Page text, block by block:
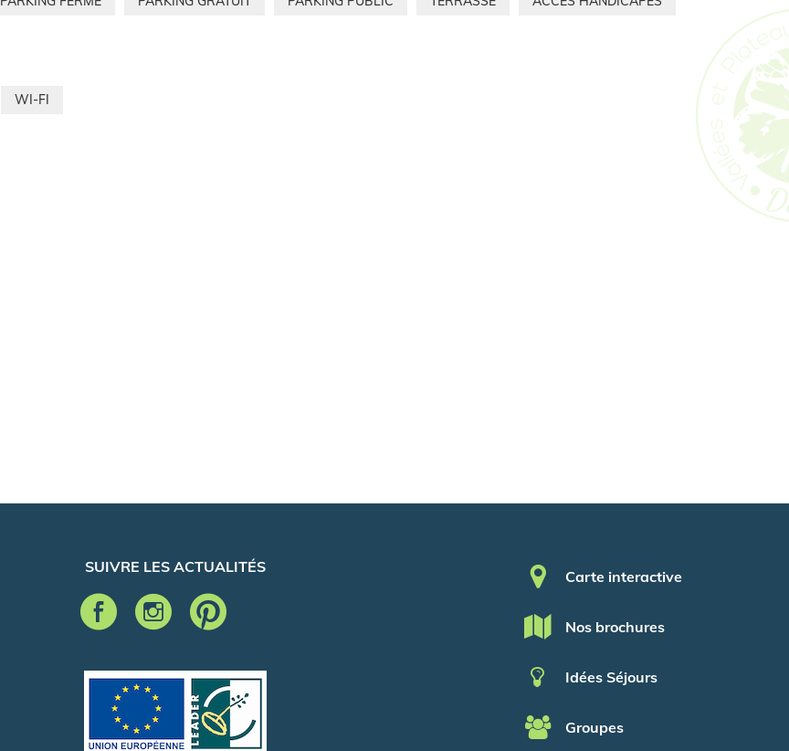
WI-FI
SUIVRE LES ACTUALITÉS Pied de page
Carte interactive
Nos brochures
Idées Séjours
Groupes